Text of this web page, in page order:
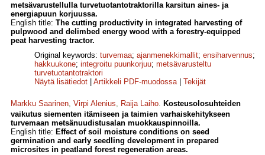
metsävarustellulla turvetuotantotraktorilla karsitun aines- ja
energiapuun korjuussa.
English title: The cutting productivity in integrated harvesting of
pulpwood and delimbed energy wood with a forestry-equipped
peat harvesting tractor.
Original keywords: turvemaa; ajanmenekkimallit; ensiharvennus;
hakkuukone; integroitu puunkorjuu; metsävarusteltu
turvetuotantotraktori
Näytä lisätiedot
Artikkeli PDF-muodossa| Tekijät
Markku Saarinen, Virpi Alenius, Raija Laiho. Kosteusolosuhteiden
vaikutus siementen itämiseen ja taimien varhaiskehitykseen
turvemaan metsänuudistusalan muokkauspinnoilla.
English title: Effect of soil moisture conditions on seed
germination and early seedling development in prepared
microsites in peatland forest regeneration areas.